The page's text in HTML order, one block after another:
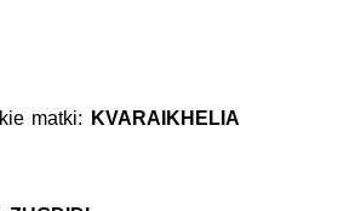
matki: KVARAIKHELIA